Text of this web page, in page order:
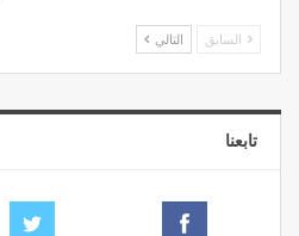
السابق التالي
تابعنا